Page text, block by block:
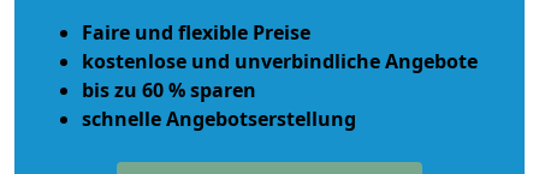
Faire und flexible Preise
kostenlose und unverbindliche Angebote
bis zu 60 % sparen
schnelle Angebotserstellung